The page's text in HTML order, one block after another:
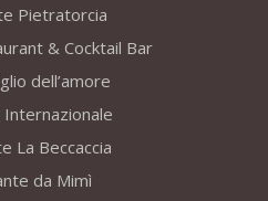
Pietratorcia
& Cocktail Bar
dell’amore
Internazionale
La Beccaccia
da Mimì